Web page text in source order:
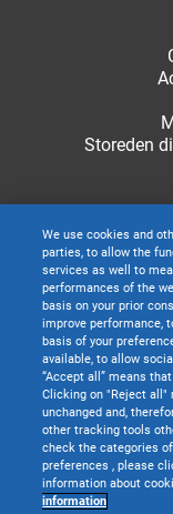
Storeden
TeamSystem S.p.A.
coordinamento di
We use cookies and
parties, to allow the
services as well to
performances of the
basis on your prior
improve performance,
basis of your
available, to allow
“Accept all” means
Clicking on "Reject
unchanged and,
other tracking tools
check the categories
preferences , please
information about
information